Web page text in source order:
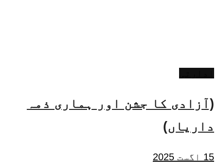
(آزادی کا جشن اور ہماری ذمہ
داریاں)
15 اگست 2025